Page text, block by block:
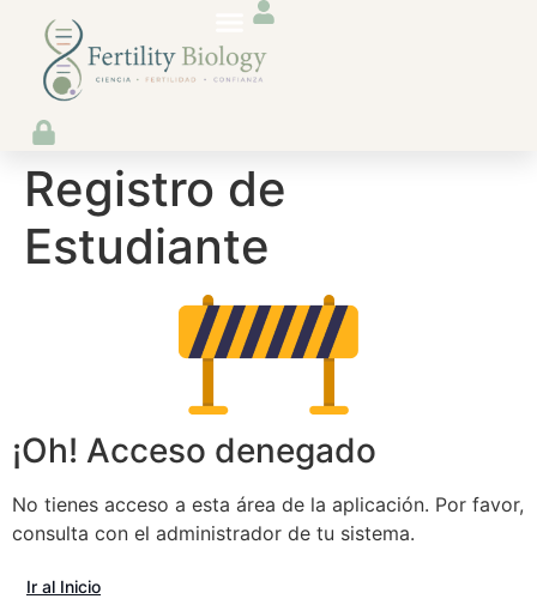
Registro de
Estudiante
¡Oh! Acceso denegado
No tienes acceso a esta área de la aplicación. Por favor,
consulta con el administrador de tu sistema.
Ir al Inicio